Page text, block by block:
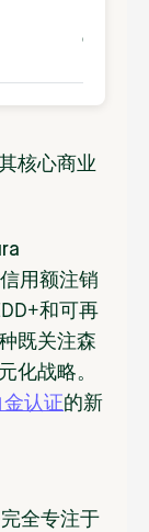
0.0
核心商业
用额注销
和可再
既关注森
化战略。
金认证的新
全专注于